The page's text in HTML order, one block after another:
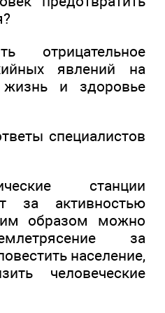
отрицательное
явлений на
и здоровье
специалистов
станции
за активностью
образом можно
за
население,
человеческие